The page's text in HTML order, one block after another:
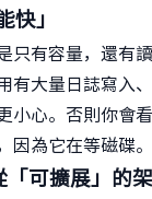
快」
只有容量，還有
有大量日誌寫入
小心。否則你會
因為它在等磁碟。
「可擴展」的